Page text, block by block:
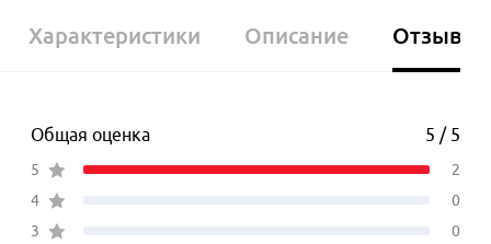
Характеристики Описание Отзывы
Общая оценка 5 / 5
5
4
3
2
0
0